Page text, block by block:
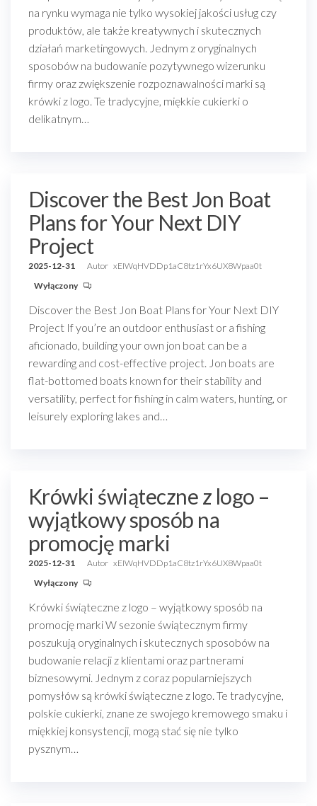
na rynku wymaga nie tylko wysokiej jakości usług czy
produktów, ale także kreatywnych i skutecznych
działań marketingowych. Jednym z oryginalnych
sposobów na budowanie pozytywnego wizerunku
firmy oraz zwiększenie rozpoznawalności marki są
krówki z logo. Te tradycyjne, miękkie cukierki o
delikatnym…
Discover the Best Jon Boat
Plans for Your Next DIY
Project
2025-12-31 Autor xEIWqHVDDp1aC8tz1rYx6UX8Wpaa0t
Wyłączony
Discover the Best Jon Boat Plans for Your Next DIY
Project If you’re an outdoor enthusiast or a fishing
aficionado, building your own jon boat can be a
rewarding and cost-effective project. Jon boats are
flat-bottomed boats known for their stability and
versatility, perfect for fishing in calm waters, hunting, or
leisurely exploring lakes and…
Krówki świąteczne z logo –
wyjątkowy sposób na
promocję marki
2025-12-31 Autor xEIWqHVDDp1aC8tz1rYx6UX8Wpaa0t
Wyłączony
Krówki świąteczne z logo – wyjątkowy sposób na
promocję marki W sezonie świątecznym firmy
poszukują oryginalnych i skutecznych sposobów na
budowanie relacji z klientami oraz partnerami
biznesowymi. Jednym z coraz popularniejszych
pomysłów są krówki świąteczne z logo. Te tradycyjne,
polskie cukierki, znane ze swojego kremowego smaku i
miękkiej konsystencji, mogą stać się nie tylko
pysznym…